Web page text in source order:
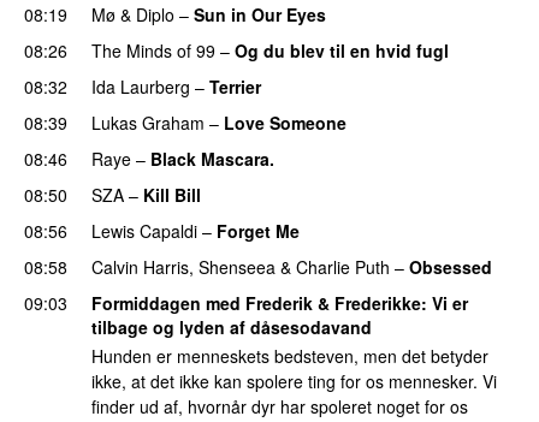
08:19
Mø & Diplo – Sun in Our Eyes
08:26
The Minds of 99 – Og du blev til en hvid fugl
08:32
Ida Laurberg – Terrier
08:39 Lukas Graham – Love Someone
08:46
Raye – Black Mascara.
08:50 SZA – Kill Bill
08:56
Lewis Capaldi – Forget Me
08:58
Calvin Harris, Shenseea & Charlie Puth – Obsessed
09:03
Formiddagen med Frederik & Frederikke: Vi er
tilbage og lyden af dåsesodavand
Hunden er menneskets bedsteven, men det betyder
ikke, at det ikke kan spolere ting for os mennesker. Vi
finder ud af, hvornår dyr har spoleret noget for os